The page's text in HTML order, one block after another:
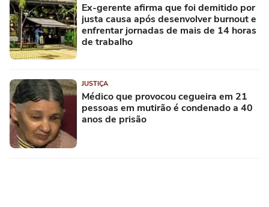
Ex-gerente afirma que foi demitido por
justa causa após desenvolver burnout e
enfrentar jornadas de mais de 14 horas
de trabalho
JUSTIÇA
Médico que provocou cegueira em 21
pessoas em mutirão é condenado a 40
anos de prisão